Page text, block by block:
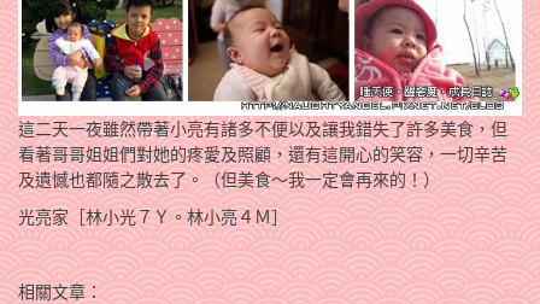
這二天一夜雖然帶著小亮有諸多不便以及讓我錯失了許多美食，但
看著哥哥姐姐們對她的疼愛及照顧，還有這開心的笑容，一切辛苦
及遺憾也都隨之散去了。（但美食～我一定會再來的！）
光亮家［林小光７Ｙ。林小亮４Ｍ］
相關文章：